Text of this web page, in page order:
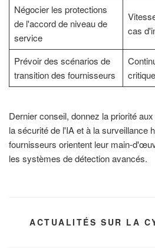
Négocier les protections
de l'accord de niveau de
service
cas
Prévoir des scénarios de
transition des fournisseurs
Dernier conseil, donnez la priorité
la sécurité de l'IA et à la surveillance
fournisseurs orientent leur main-
les systèmes de détection avancés.
CATÉGORIES
ACTUALITÉS SUR LA